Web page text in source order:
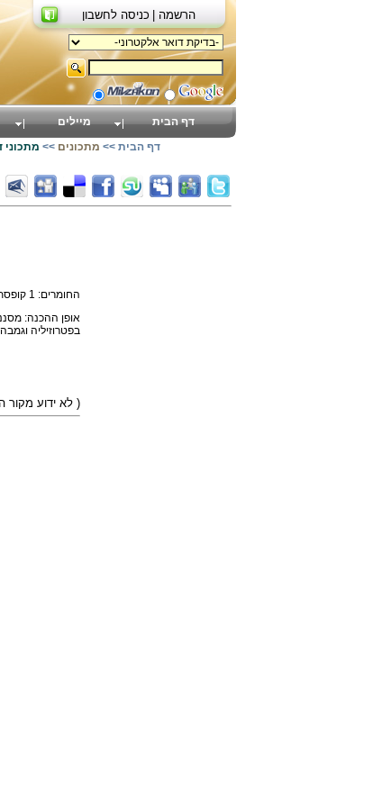
החומרים: 1 קופסת טונה, 2 ביצים קשות, מיץ מלימון אחד, 2 כפות חמאה או מרגרינה, קורט מלח ופלפל לבן.
אופן ההכנה:
בפטרוזיליה
( לא ידוע )
דף הבית מיילים
דף הבית >> מתכונים >> מתכוני
הרשמה | כניסה לחשבון